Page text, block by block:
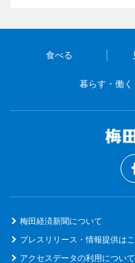
食べる
暮らす・働く
梅田経済新聞について
プレスリリース・情報提供は
アクセスデータの利用について